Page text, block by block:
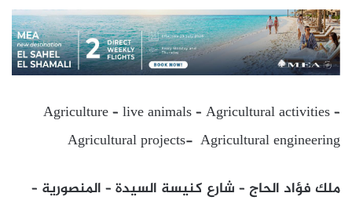
Agriculture – live animals – Agricultural activities –
Agricultural projects- Agricultural engineering
ملك فؤاد الحاج – شارع كنيسة السيدة – المنصورية –